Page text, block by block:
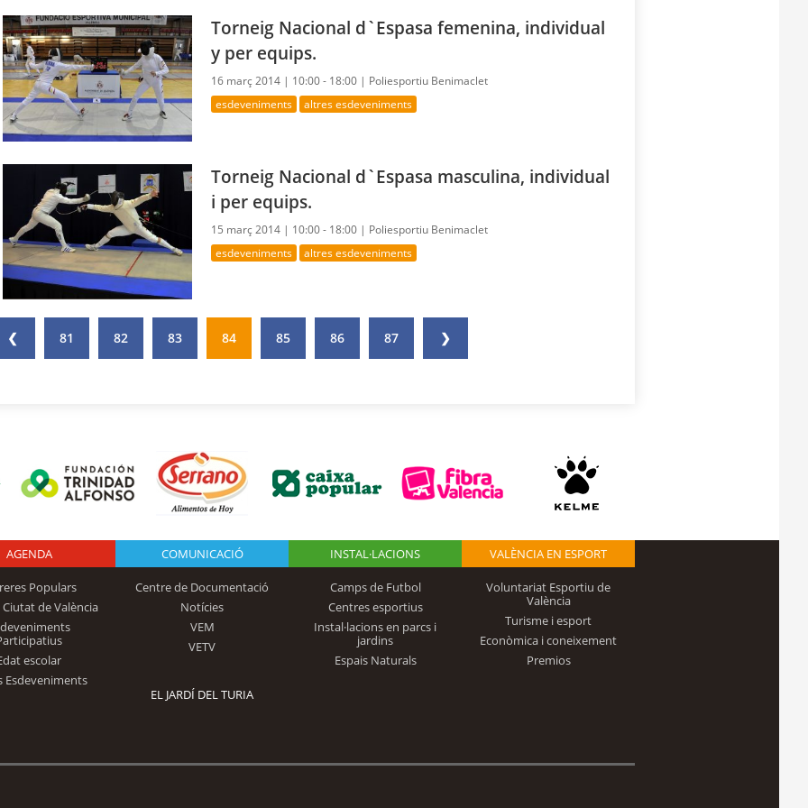
Torneig Nacional d`Espasa femenina, individual
y per equips.
16 març 2014 | 10:00 - 18:00 | Poliesportiu Benimaclet
esdeveniments altres esdeveniments
Torneig Nacional d`Espasa masculina, individual
i per equips.
15 març 2014 | 10:00 - 18:00 | Poliesportiu Benimaclet
esdeveniments altres esdeveniments
❮ 81 82 83 84 85 86 87 ❯
Logo Fundación
Trinidad Alfonso
AGENDA
Populars
de València
escolar
Esdeveniments
COMUNICACIÓ
Centre de Documentació
Notícies
VEM
VETV
INSTAL·LACIONS
Camps de Futbol
Centres esportius
Instal·lacions en parcs i
jardins
Espais Naturals
VALÈNCIA EN ESPORT
Voluntariat Esportiu de
València
Turisme i esport
Econòmica i coneixement
Premios
EL JARDÍ DEL TURIA